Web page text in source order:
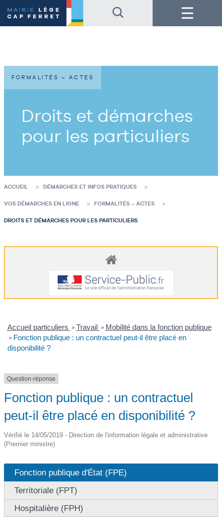
au
contenu
de
au
pied
de
Menu
Droits et démarches
pour les particuliers
FORMALITÉS – ACTES
ACCUEIL DÉMARCHES ET INFOS PRATIQUES
VOS DÉMARCHES EN LIGNE FORMALITÉS – ACTES
DROITS ET DÉMARCHES POUR LES PARTICULIERS
Accueil particuliers > Travail > Mobilité dans la fonction publique
> Fonction publique : un contractuel peut-il être placé en
disponibilité ?
Question-réponse
Fonction publique : un contractuel
peut-il être placé en disponibilité ?
Vérifié le 14/05/2019 - Direction de l'information légale et administrative
(Premier ministre)
Fonction publique d'État (FPE)
Territoriale (FPT)
Hospitalière (FPH)